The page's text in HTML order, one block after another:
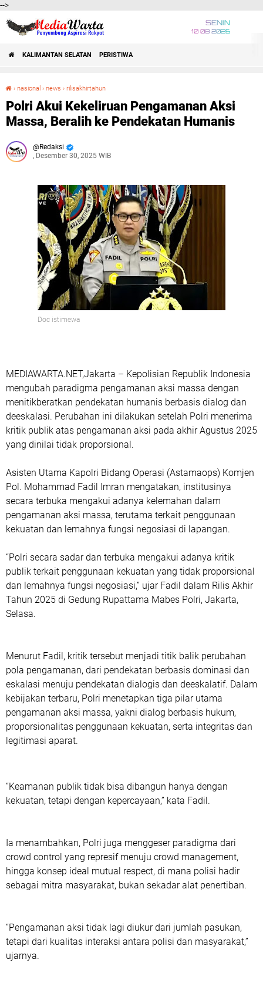
-->
SENIN
10 08 2026
KALIMANTAN SELATAN PERISTIWA
› nasional › news › rilisakhirtahun
Polri Akui Kekeliruan Pengamanan Aksi
Massa, Beralih ke Pendekatan Humanis
Redaksi
, Desember 30, 2025 WIB
Doc istimewa
MEDIAWARTA.NET,Jakarta – Kepolisian Republik Indonesia
mengubah paradigma pengamanan aksi massa dengan
menitikberatkan pendekatan humanis berbasis dialog dan
deeskalasi. Perubahan ini dilakukan setelah Polri menerima
kritik publik atas pengamanan aksi pada akhir Agustus 2025
yang dinilai tidak proporsional.
Asisten Utama Kapolri Bidang Operasi (Astamaops) Komjen
Pol. Mohammad Fadil Imran mengatakan, institusinya
secara terbuka mengakui adanya kelemahan dalam
pengamanan aksi massa, terutama terkait penggunaan
kekuatan dan lemahnya fungsi negosiasi di lapangan.
“Polri secara sadar dan terbuka mengakui adanya kritik
publik terkait penggunaan kekuatan yang tidak proporsional
dan lemahnya fungsi negosiasi,” ujar Fadil dalam Rilis Akhir
Tahun 2025 di Gedung Rupattama Mabes Polri, Jakarta,
Selasa.
Menurut Fadil, kritik tersebut menjadi titik balik perubahan
pola pengamanan, dari pendekatan berbasis dominasi dan
eskalasi menuju pendekatan dialogis dan deeskalatif. Dalam
kebijakan terbaru, Polri menetapkan tiga pilar utama
pengamanan aksi massa, yakni dialog berbasis hukum,
proporsionalitas penggunaan kekuatan, serta integritas dan
legitimasi aparat.
“Keamanan publik tidak bisa dibangun hanya dengan
kekuatan, tetapi dengan kepercayaan,” kata Fadil.
Ia menambahkan, Polri juga menggeser paradigma dari
crowd control yang represif menuju crowd management,
hingga konsep ideal mutual respect, di mana polisi hadir
sebagai mitra masyarakat, bukan sekadar alat penertiban.
“Pengamanan aksi tidak lagi diukur dari jumlah pasukan,
tetapi dari kualitas interaksi antara polisi dan masyarakat,”
ujarnya.